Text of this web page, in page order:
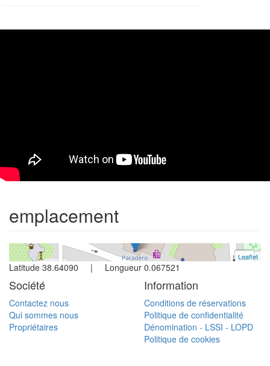
emplacement
Appartement
Calpe
Réf. A248 | Location
+
Leaflet
Latitude 38.64090 | Longueur 0.067521
Société
Contactez nous
Qui sommes nous
Propriétaires
Information
Conditions de réservations
Politique de confidentialité
Dénomination - LSSI - LOPD
Politique de cookies